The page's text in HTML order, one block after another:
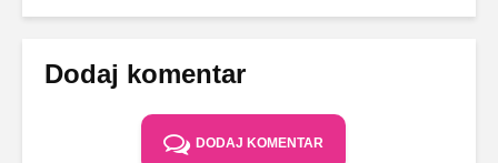
Dodaj komentar
DODAJ KOMENTAR